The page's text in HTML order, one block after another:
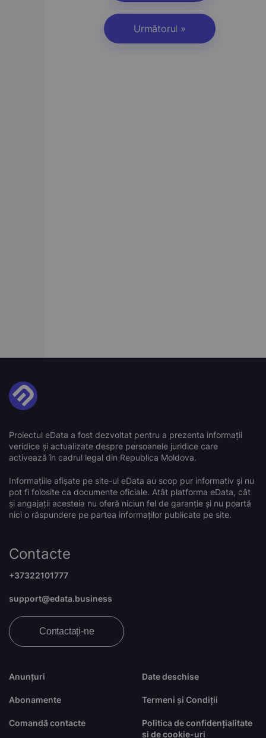
Următorul »
Proiectul eData a fost dezvoltat pentru a prezenta informații
veridice și actualizate despre persoanele juridice care
activează în cadrul legal din Republica Moldova.
Informațiile afișate pe site-ul eData au scop pur informativ și nu
pot fi folosite ca documente oficiale. Atât platforma eData, cât
și angajații acesteia nu oferă niciun fel de garanție și nu poartă
nici o răspundere pe partea informaților publicate pe site.
Anunțuri
Abonamente
Comandă contacte
Date deschise
Termeni și Condiții
Politica de confidențialitate
și de cookie-uri
Contacte
+37322101777
support@edata.business
Contactați-ne